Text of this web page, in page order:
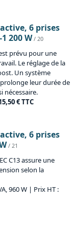
6 prises
200 W/ 20
prévu pour une
Le réglage de la
Un système
leur durée de
nécessaire.
€ TTC
6 prises
/ 21
C13 assure une
selon la
960 W | Prix HT :